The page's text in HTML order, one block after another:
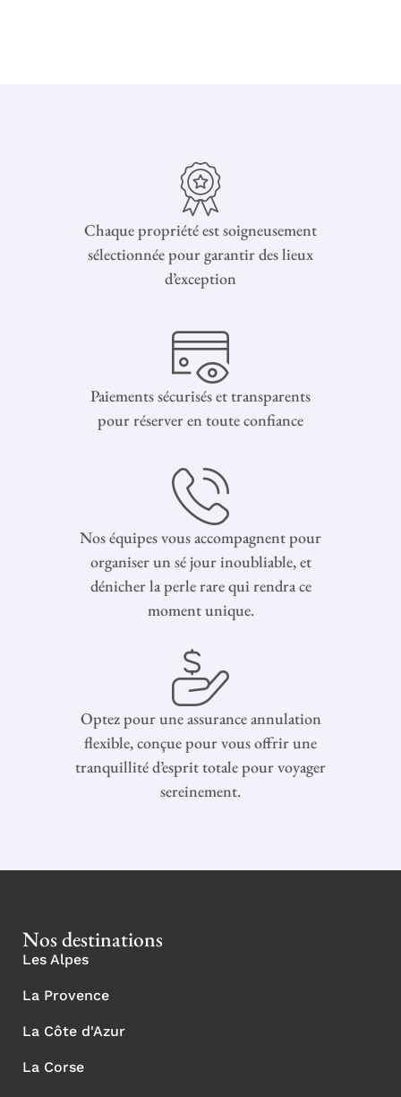
Chaque propriété est soigneusement
sélectionnée pour garantir des lieux
d’exception
Paiements sécurisés et transparents
pour réserver en toute confiance
Nos équipes vous accompagnent pour
organiser un sé jour inoubliable, et
dénicher la perle rare qui rendra ce
moment unique.
Optez pour une assurance annulation
flexible, conçue pour vous offrir une
tranquillité d’esprit totale pour voyager
sereinement.
Nos destinations
Les Alpes
La Provence
La Côte d'Azur
La Corse